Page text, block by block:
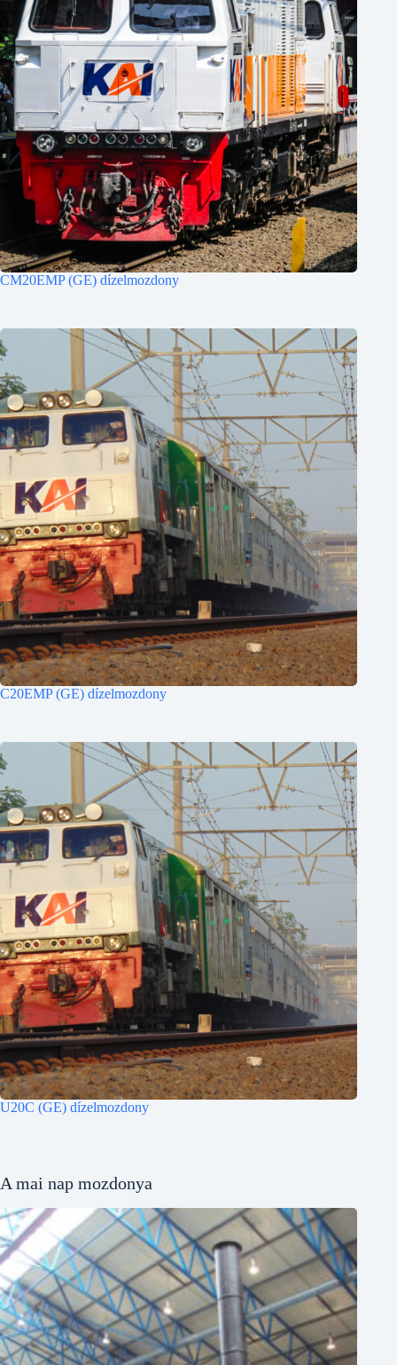
CM20EMP (GE) dízelmozdony
C20EMP (GE) dízelmozdony
U20C (GE) dízelmozdony
A mai nap mozdonya